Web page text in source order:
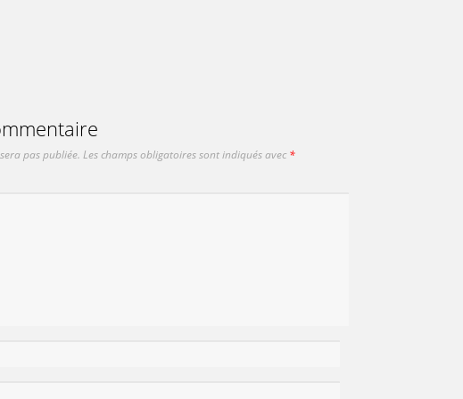
pas publiée. Les champs obligatoires sont indiqués avec*